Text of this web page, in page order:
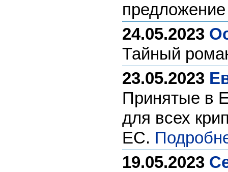
24.05.2023
Тайный
23.05.2023
Принятые в
для всех
ЕС.
19.05.2023